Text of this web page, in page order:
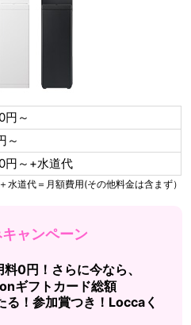
円～
～
円～+水道代
水道代＝月額費用(その他料金は含まず）
ャンペーン
0円！さらに今なら、
ギフトカード総額
！参加賞つき！Loccaく